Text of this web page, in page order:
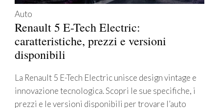
Auto
Renault 5 E-Tech Electric:
caratteristiche, prezzi e versioni
disponibili
La Renault 5 E-Tech Electric unisce design vintage e
innovazione tecnologica. Scopri le sue specifiche, i
prezzi e le versioni disponibili per trovare l’auto